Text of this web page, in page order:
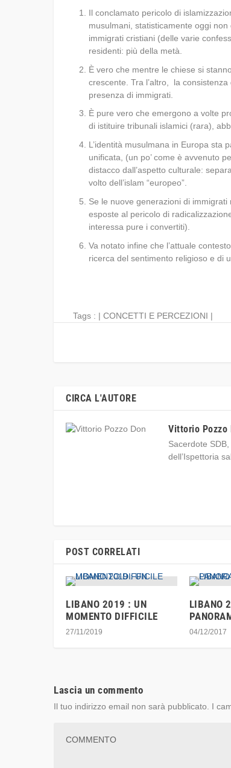
Il conclamato pericolo di
musulmani, statisticamente oggi
immigrati cristiani (delle varie
residenti: più della metà.
È vero che mentre le chiese si
crescente. Tra l’altro, la
presenza di immigrati.
È pure vero che emergono a volte
di istituire tribunali islamici (rara),
L’identità musulmana in Europa sta
unificata, (un po’ come è avvenuto
distacco dall’aspetto culturale:
volto dell’islam “europeo”.
Se le nuove generazioni di
esposte al pericolo di
interessa pure i convertiti).
Va notato infine che l’attuale
ricerca del sentimento religioso e di
Tags : | CONCETTI E PERCEZIONI |
CIRCA L'AUTORE
Vittorio Pozzo
Sacerdote
dell’Ispettoria
POST CORRELATI
LIBANO 2019 : UN
MOMENTO DIFFICILE
27/11/2019
LIBANO
04/12/2017
Lascia un commento
Il tuo indirizzo email non sarà pubblicato. I